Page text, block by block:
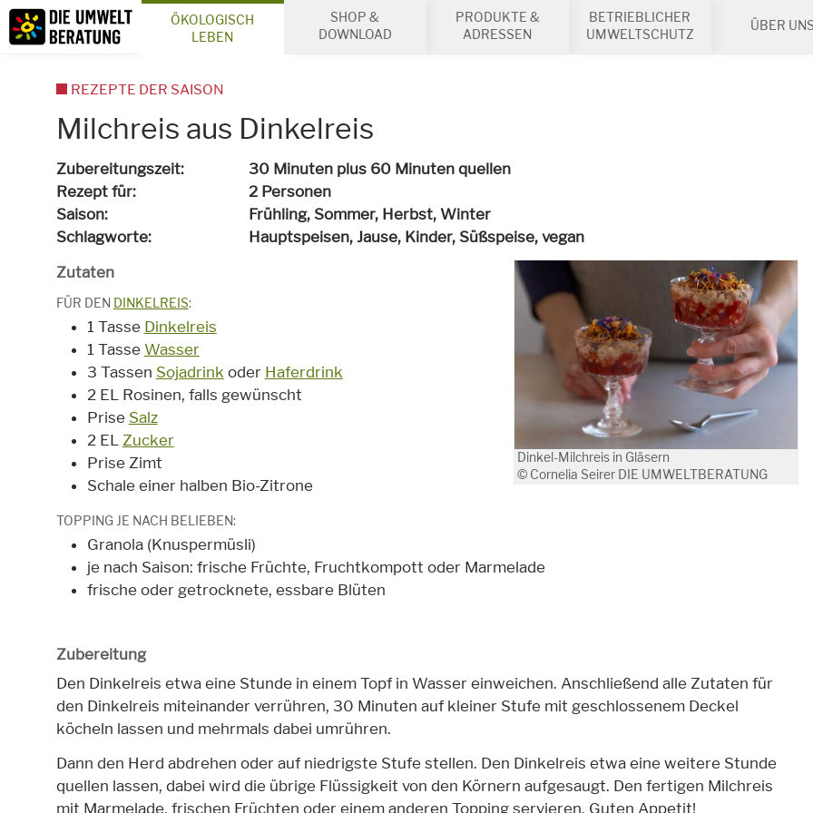
Inhalt
Suche
ÖKOLOGISCH
LEBEN
SHOP &
DOWNLOAD
PRODUKTE &
ADRESSEN
BETRIEBLICHER
UMWELTSCHUTZ
ÜBER
Milchreis aus Dinkelreis
Zubereitungszeit
30 Minuten plus 60 Minuten quellen
Rezept für
2 Personen
Saison
Frühling, Sommer, Herbst, Winter
Schlagworte
Hauptspeisen, Jause, Kinder, Süßspeise,vegan
Dinkel-Milchreis in Gläsern
© Cornelia Seirer DIE UMWELTBERATUNG
Zutaten
FÜR DEN DINKELREIS:
1 Tasse Dinkelreis
1 Tasse Wasser
3 Tassen Sojadrink oder Haferdrink
2 EL Rosinen, falls gewünscht
Prise Salz
2 EL Zucker
Prise Zimt
Schale einer halben Bio-Zitrone
TOPPING JE NACH BELIEBEN:
Granola (Knuspermüsli)
je nach Saison: frische Früchte, Fruchtkompott oder Marmelade
frische oder getrocknete, essbare Blüten
Zubereitung
Den Dinkelreis etwa eine Stunde in einem Topf in Wasser einweichen. Anschließend alle Zutaten für
den Dinkelreis miteinander verrühren, 30 Minuten auf kleiner Stufe mit geschlossenem Deckel
köcheln lassen und mehrmals dabei umrühren.
Dann den Herd abdrehen oder auf niedrigste Stufe stellen. Den Dinkelreis etwa eine weitere Stunde
quellen lassen, dabei wird die übrige Flüssigkeit von den Körnern aufgesaugt. Den fertigen Milchreis
mit Marmelade, frischen Früchten oder einem anderen Topping servieren. Guten Appetit!
REZEPTE DER SAISON